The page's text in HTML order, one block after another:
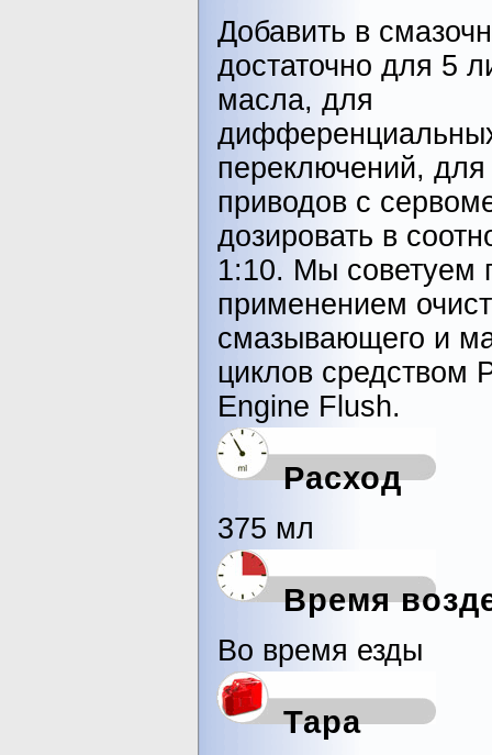
Добавить в
достаточно для 5
масла, для
переключений,
приводов с
дозировать в
1:10. Мы советуем
применением
смазывающего и
циклов средством
Engine Flush.
Расход
375 мл
Время
Во время езды
Тара